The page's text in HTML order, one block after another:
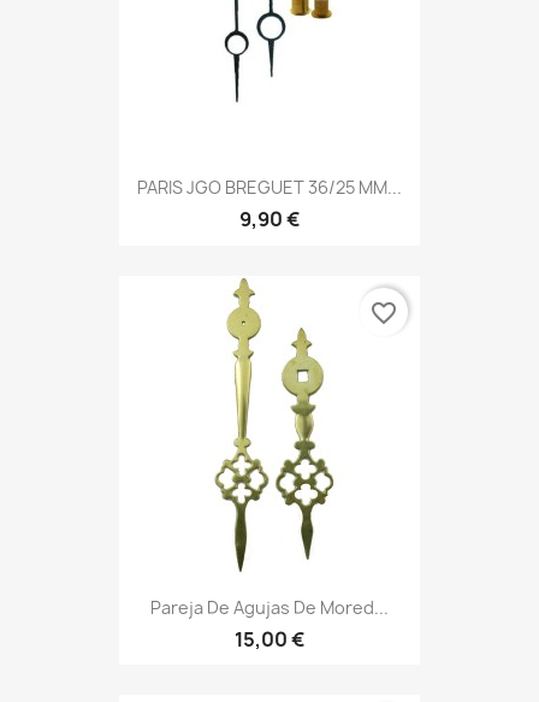
PARIS JGO BREGUET 36/25 MM...
9,90 €
Pareja De Agujas De Mored...
15,00 €
favorite_border